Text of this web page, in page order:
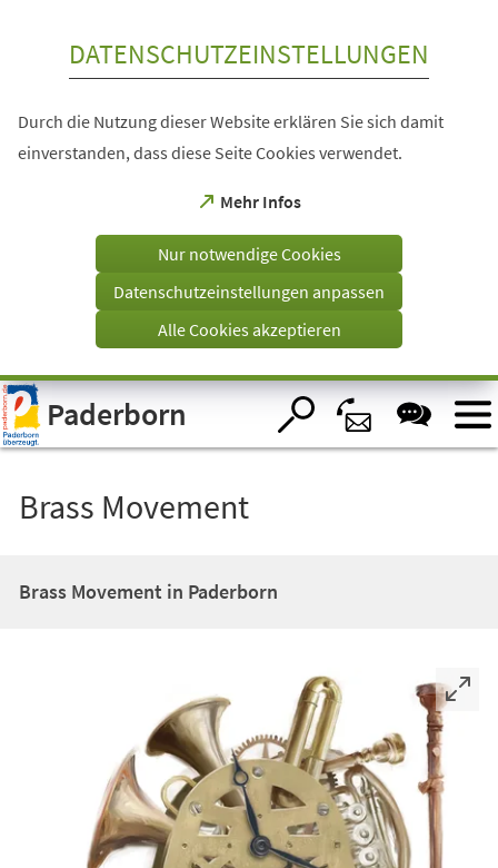
Visuelle
Assistenzsoftware
öffnen.
DATENSCHUTZEINSTELLUNGEN
Durch die Nutzung dieser Website erklären Sie sich damit
einverstanden, dass diese Seite Cookies verwendet.
Mehr Infos
(Öffnet
einem
Tab)
Nur notwendige Cookies
Datenschutzeinstellungen anpassen
Alle Cookies akzeptieren
Paderborn
Brass Movement
Brass Movement in Paderborn